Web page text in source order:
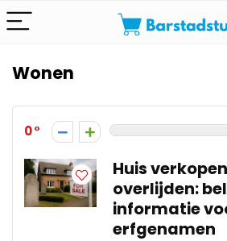
Wonen
0
Huis
overlijden:
informatie
erfgenamen